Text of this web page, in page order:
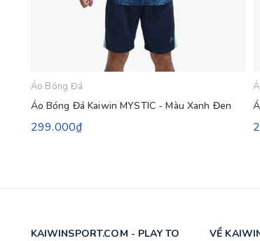
Áo Bóng Đá
Áo Bóng Đá Kaiwin MYSTIC - Màu Xanh Đen
299.000₫
KAIWINSPORT.COM - PLAY TO
VỀ